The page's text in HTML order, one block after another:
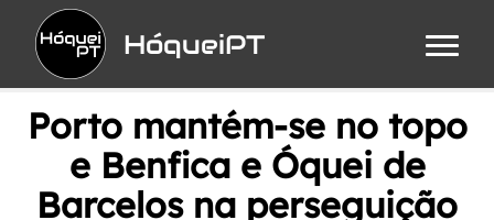
HóqueiPT
Porto mantém-se no topo
e Benfica e Óquei de
Barcelos na perseguição